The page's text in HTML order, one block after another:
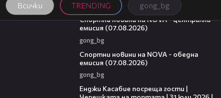
Всички TRENDING gong_bg
05:18
Спортни новини на NOVA - централна
емисия (07.08.2026)
gong_bg
Спортни новини на NOVA - обедна
емисия (07.08.2026)
gong_bg
Енджи Касабие посреща гости |